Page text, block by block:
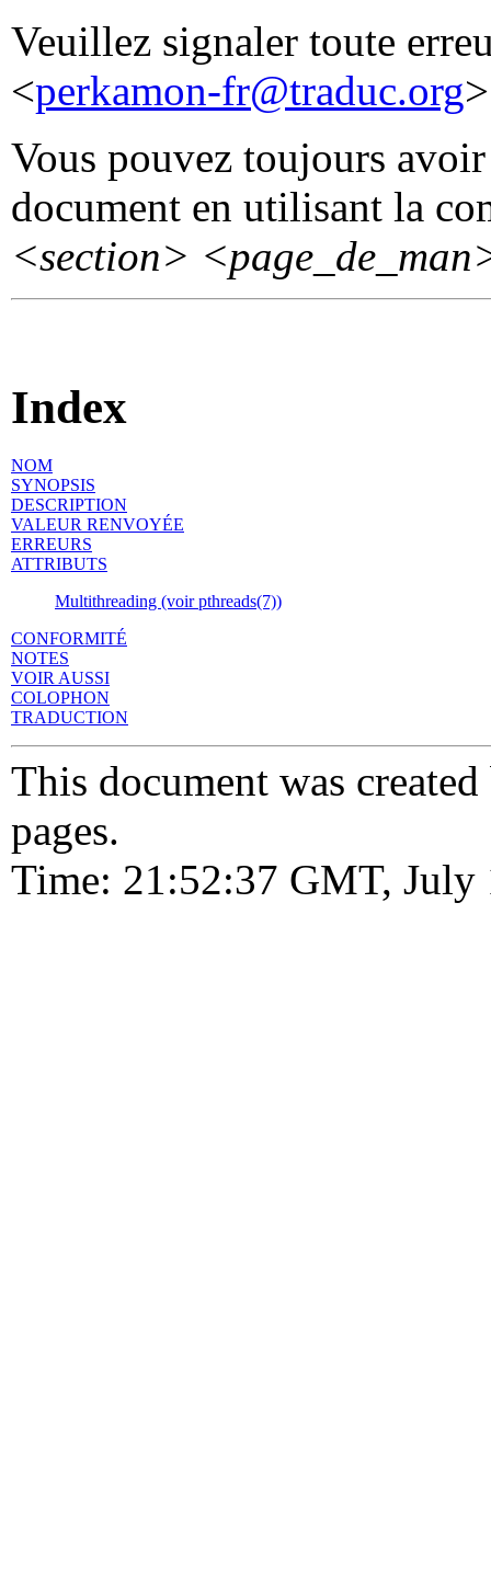
Veuillez signaler toute
<perkamon-fr@traduc.org
Vous pouvez toujours
document en utilisant la
<section>
Index
NOM
SYNOPSIS
DESCRIPTION
VALEUR RENVOYÉE
ERREURS
ATTRIBUTS
Multithreading (voir pthreads(7))
CONFORMITÉ
NOTES
VOIR AUSSI
COLOPHON
TRADUCTION
This document was
pages.
Time: 21:52:37 GMT, July